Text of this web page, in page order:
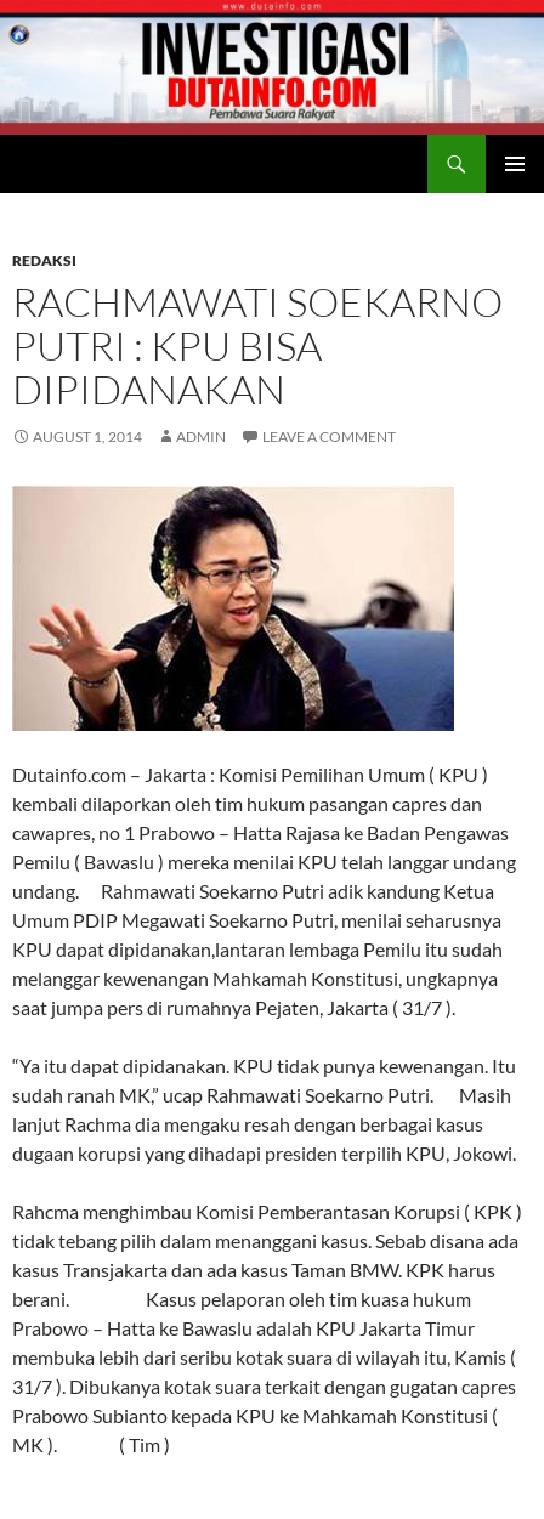
REDAKSI
RACHMAWATI SOEKARNO
PUTRI : KPU BISA
DIPIDANAKAN
AUGUST 1, 2014 ADMIN LEAVE A COMMENT
Dutainfo.com – Jakarta : Komisi Pemilihan Umum ( KPU )
kembali dilaporkan oleh tim hukum pasangan capres dan
cawapres, no 1 Prabowo – Hatta Rajasa ke Badan Pengawas
Pemilu ( Bawaslu ) mereka menilai KPU telah langgar undang
undang. Rahmawati Soekarno Putri adik kandung Ketua
Umum PDIP Megawati Soekarno Putri, menilai seharusnya
KPU dapat dipidanakan,lantaran lembaga Pemilu itu sudah
melanggar kewenangan Mahkamah Konstitusi, ungkapnya
saat jumpa pers di rumahnya Pejaten, Jakarta ( 31/7 ).
“Ya itu dapat dipidanakan. KPU tidak punya kewenangan. Itu
sudah ranah MK,” ucap Rahmawati Soekarno Putri. Masih
lanjut Rachma dia mengaku resah dengan berbagai kasus
dugaan korupsi yang dihadapi presiden terpilih KPU, Jokowi.
Rahcma menghimbau Komisi Pemberantasan Korupsi ( KPK )
tidak tebang pilih dalam menanggani kasus. Sebab disana ada
kasus Transjakarta dan ada kasus Taman BMW. KPK harus
berani. Kasus pelaporan oleh tim kuasa hukum
Prabowo – Hatta ke Bawaslu adalah KPU Jakarta Timur
membuka lebih dari seribu kotak suara di wilayah itu, Kamis (
31/7 ). Dibukanya kotak suara terkait dengan gugatan capres
Prabowo Subianto kepada KPU ke Mahkamah Konstitusi (
MK ). ( Tim )